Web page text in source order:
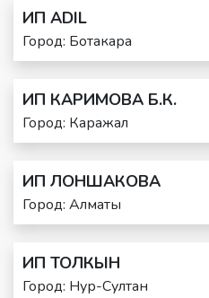
ИП ADIL
Город: Ботакара
ИП КАРИМОВА Б.К.
Город: Каражал
ИП ЛОНШАКОВА
Город: Алматы
ИП ТОЛКЫН
Город: Нур-Султан